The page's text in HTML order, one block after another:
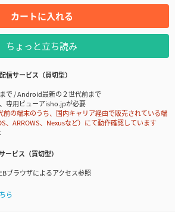
カートに入れる
ちょっと立ち読み
信サービス（買切型）
で / Android最新の２世代前まで
専用ビューアisho.jpが必要
の端末のうち、国内キャリア経由で販売されている端
、ARROWS、Nexusなど）にて動作確認しています
ービス（買切型）
ブラウザによるアクセス参照
ら